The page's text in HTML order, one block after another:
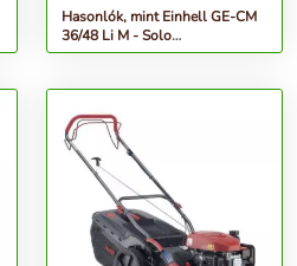
Hasonlók, mint Einhell GE-CM
36/48 Li M - Solo
Akkumulátoros Fűnyíró (Akku